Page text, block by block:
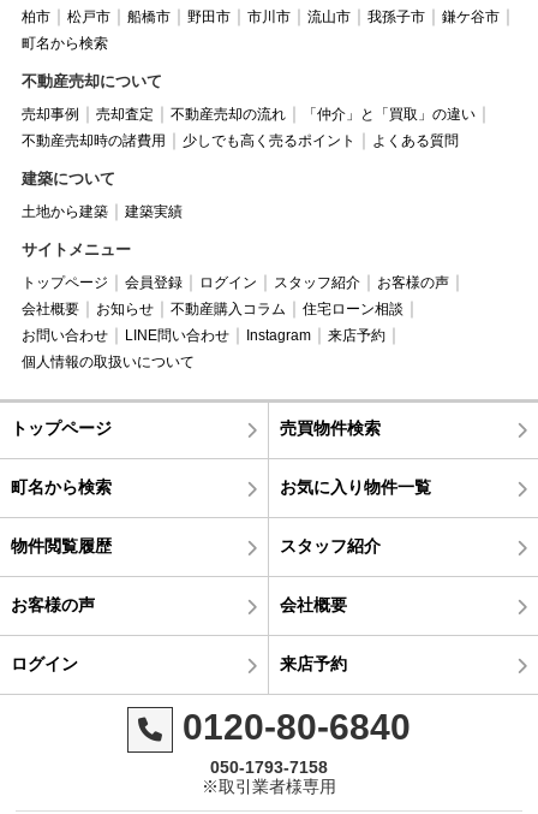
柏市 松戸市 船橋市 野田市 市川市 流山市 我孫子市
鎌ケ谷市
町名から検索
不動産売却について
売却事例 売却査定 不動産売却の流れ
「仲介」と「買取」の違い
不動産売却時の諸費用
少しでも高く売るポイント よくある質問
建築について
土地から建築 建築実績
サイトメニュー
トップページ 会員登録 ログイン スタッフ紹介
お客様の声
会社概要
お知らせ 不動産購入コラム
住宅ローン相談
お問い合わせ
LINE問い合わせ Instagram
来店予約
個人情報の取扱いについて
トップページ 売買物件検索
町名から検索 お気に入り物件一覧
物件閲覧履歴 スタッフ紹介
お客様の声 会社概要
ログイン 来店予約
0120-80-6840
050-1793-7158
※取引業者様専用